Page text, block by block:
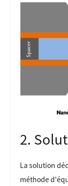
2.
La solution
méthode